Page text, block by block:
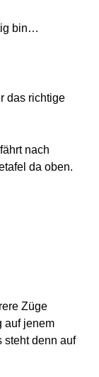
bin…
das richtige
nach
da oben.
Züge
auf jenem
steht denn auf